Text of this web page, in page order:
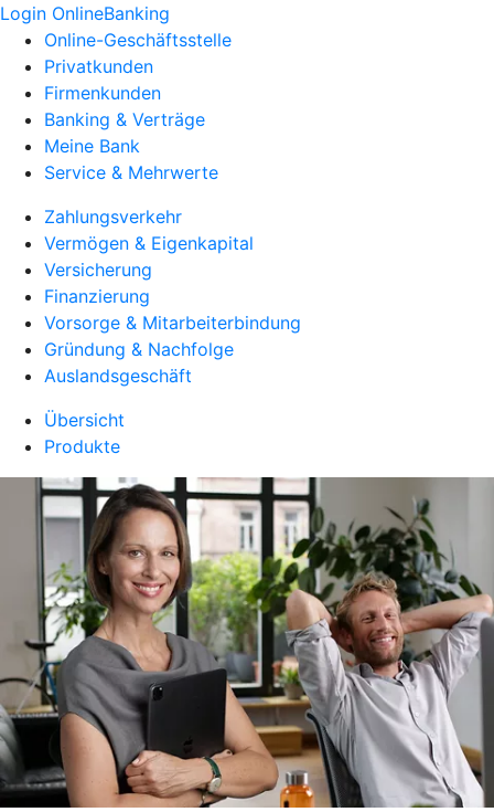
Login OnlineBanking
Online-Geschäftsstelle
Privatkunden
Firmenkunden
Banking & Verträge
Meine Bank
Service & Mehrwerte
Zahlungsverkehr
Vermögen & Eigenkapital
Versicherung
Finanzierung
Vorsorge & Mitarbeiterbindung
Gründung & Nachfolge
Auslandsgeschäft
Übersicht
Produkte